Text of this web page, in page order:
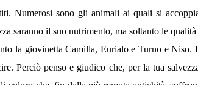
Numerosi sono gli animali ai quali si
saranno il suo nutrimento, ma soltanto le
la giovinetta Camilla, Eurialo e Turno e
Perciò penso e giudico che, per la tua